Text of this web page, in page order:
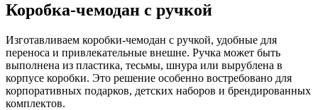
Коробка-чемодан с ручкой
Изготавливаем коробки-чемодан с ручкой, удобные для
переноса и привлекательные внешне. Ручка может быть
выполнена из пластика, тесьмы, шнура или вырублена в
корпусе коробки. Это решение особенно востребовано для
корпоративных подарков, детских наборов и брендированных
комплектов.